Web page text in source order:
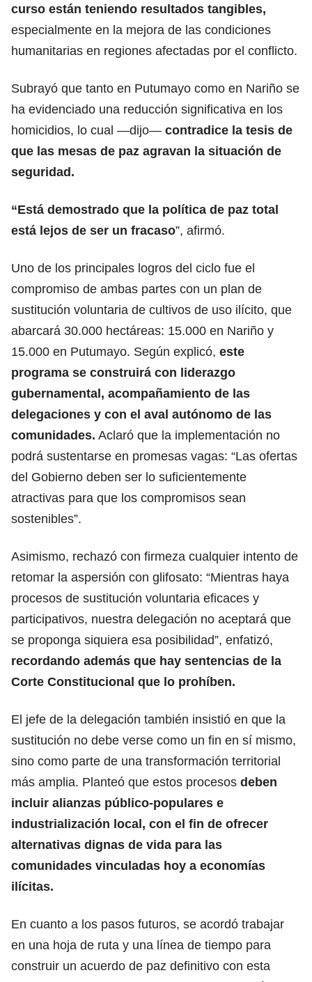
curso están teniendo resultados tangibles,
especialmente en la mejora de las condiciones
humanitarias en regiones afectadas por el conflicto.
Subrayó que tanto en Putumayo como en Nariño se
ha evidenciado una reducción significativa en los
homicidios, lo cual —dijo— contradice la tesis de
que las mesas de paz agravan la situación de
seguridad.
“Está demostrado que la política de paz total
está lejos de ser un fracaso”, afirmó.
Uno de los principales logros del ciclo fue el
compromiso de ambas partes con un plan de
sustitución voluntaria de cultivos de uso ilícito, que
abarcará 30.000 hectáreas: 15.000 en Nariño y
15.000 en Putumayo. Según explicó, este
programa se construirá con liderazgo
gubernamental, acompañamiento de las
delegaciones y con el aval autónomo de las
comunidades. Aclaró que la implementación no
podrá sustentarse en promesas vagas: “Las ofertas
del Gobierno deben ser lo suficientemente
atractivas para que los compromisos sean
sostenibles”.
Asimismo, rechazó con firmeza cualquier intento de
retomar la aspersión con glifosato: “Mientras haya
procesos de sustitución voluntaria eficaces y
participativos, nuestra delegación no aceptará que
se proponga siquiera esa posibilidad”, enfatizó,
recordando además que hay sentencias de la
Corte Constitucional que lo prohíben.
El jefe de la delegación también insistió en que la
sustitución no debe verse como un fin en sí mismo,
sino como parte de una transformación territorial
más amplia. Planteó que estos procesos deben
incluir alianzas público-populares e
industrialización local, con el fin de ofrecer
alternativas dignas de vida para las
comunidades vinculadas hoy a economías
ilícitas.
En cuanto a los pasos futuros, se acordó trabajar
en una hoja de ruta y una línea de tiempo para
construir un acuerdo de paz definitivo con esta